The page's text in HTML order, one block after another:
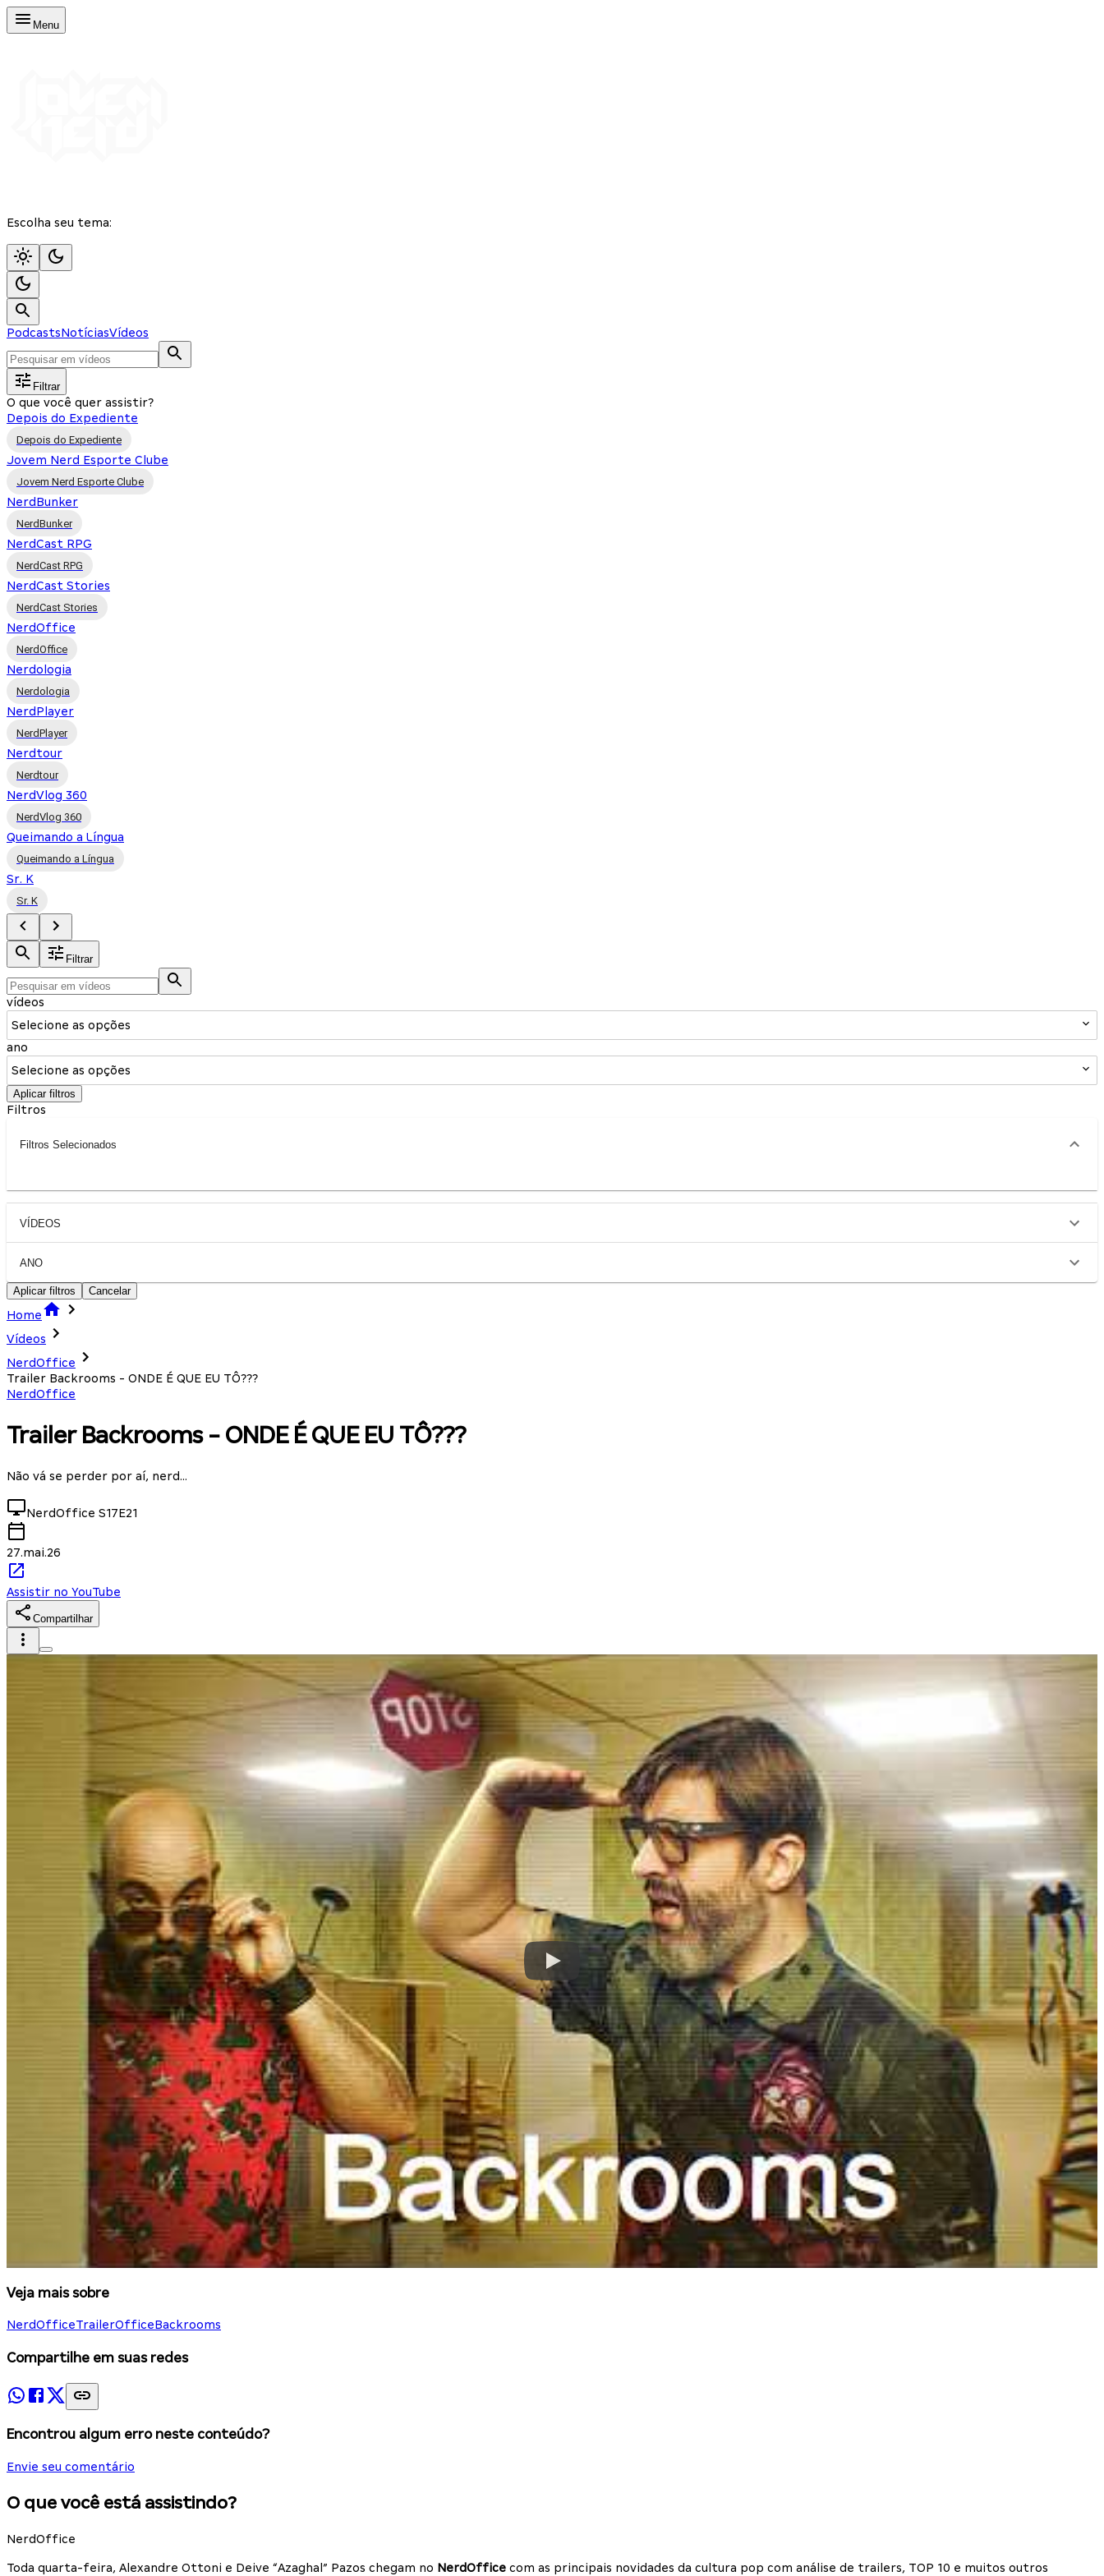
Menu
Escolha seu tema:
PodcastsNotíciasVídeos
Filtrar
O que você quer assistir?
Depois do Expediente
Depois do Expediente
Jovem Nerd Esporte Clube
Jovem Nerd Esporte Clube
NerdBunker
NerdBunker
NerdCast RPG
NerdCast RPG
NerdCast Stories
NerdCast Stories
NerdOffice
NerdOffice
Nerdologia
Nerdologia
NerdPlayer
NerdPlayer
Nerdtour
Nerdtour
NerdVlog 360
NerdVlog 360
Queimando a Língua
Queimando a Língua
Sr. K
Sr. K
Filtrar
vídeos
Selecione as opções
ano
Selecione as opções
Aplicar filtros
Filtros
Filtros Selecionados
VÍDEOS
ANO
Aplicar filtros Cancelar
Home
Vídeos
NerdOffice
Trailer Backrooms - ONDE É QUE EU TÔ???
NerdOffice
Trailer Backrooms - ONDE É QUE EU TÔ???
Não vá se perder por aí, nerd...
NerdOffice S17E21
27.mai.26
Assistir no YouTube
Compartilhar
Veja mais sobre
NerdOfficeTrailerOfficeBackrooms
Compartilhe em suas redes
Encontrou algum erro neste conteúdo?
Envie seu comentário
O que você está assistindo?
NerdOffice
Toda quarta-feira, Alexandre Ottoni e Deive “Azaghal” Pazos chegam no NerdOffice com as principais novidades da cultura pop com análise de trailers, TOP 10 e muitos outros